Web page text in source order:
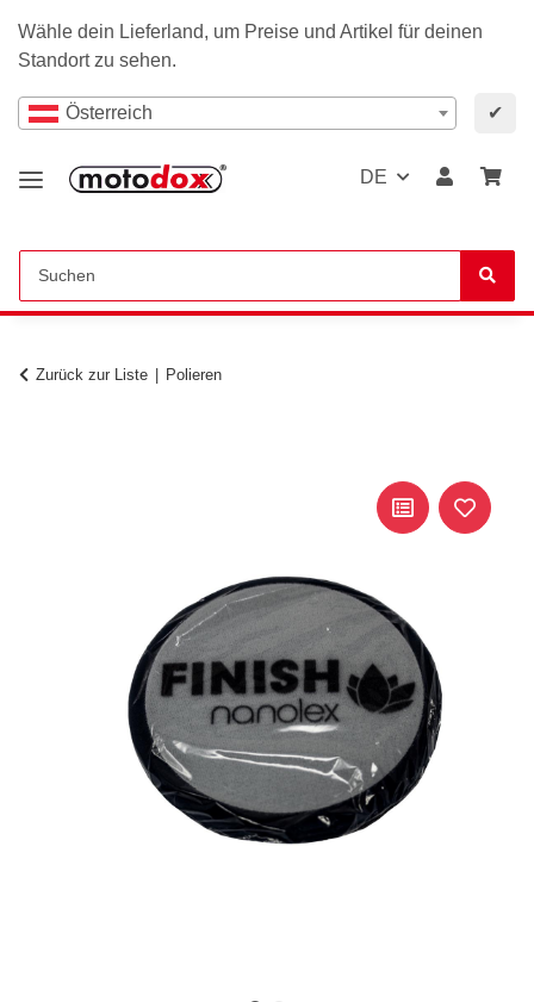
Wähle dein Lieferland, um Preise und Artikel für deinen
Standort zu sehen.
Österreich ✔
DE
Zurück zur Liste Polieren